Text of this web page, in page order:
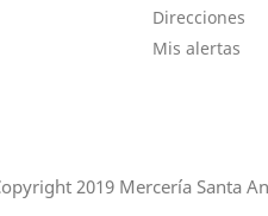
Direcciones
Mis alertas
2019 Mercería Santa